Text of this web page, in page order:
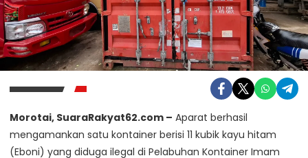
Morotai, SuaraRakyat62.com – Aparat berhasil
mengamankan satu kontainer berisi 11 kubik kayu hitam
(Eboni) yang diduga ilegal di Pelabuhan Kontainer Imam